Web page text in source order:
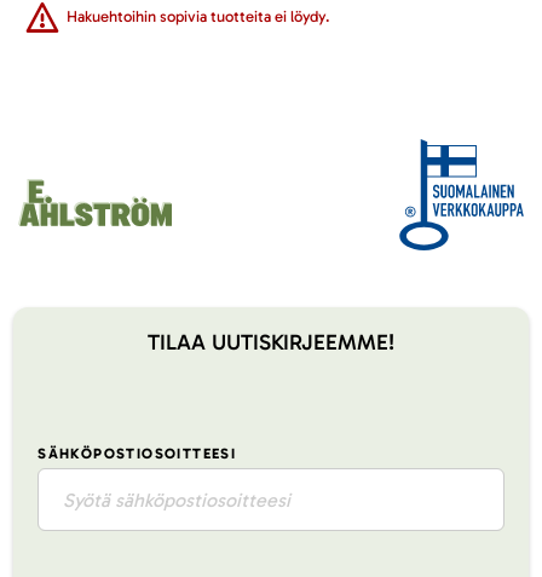
Hakuehtoihin sopivia tuotteita ei löydy.
TILAA UUTISKIRJEEMME!
SÄHKÖPOSTIOSOITTEESI